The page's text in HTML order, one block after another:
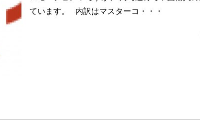
ています。 内訳はマスターコ・・・